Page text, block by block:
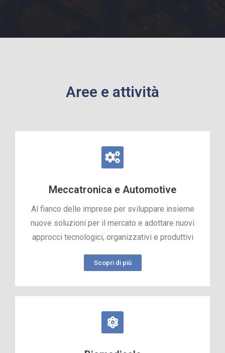
Aree e attività
Meccatronica e Automotive
Al fianco delle imprese per sviluppare insieme
nuove soluzioni per il mercato e adottare nuovi
approcci tecnologici, organizzativi e produttivi
Scopri di più